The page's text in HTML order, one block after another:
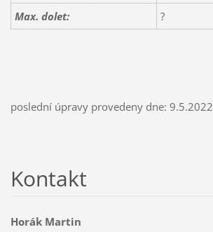
Max. dolet:
?
poslední úpravy provedeny dne: 9.5.2022
Kontakt
Horák Martin